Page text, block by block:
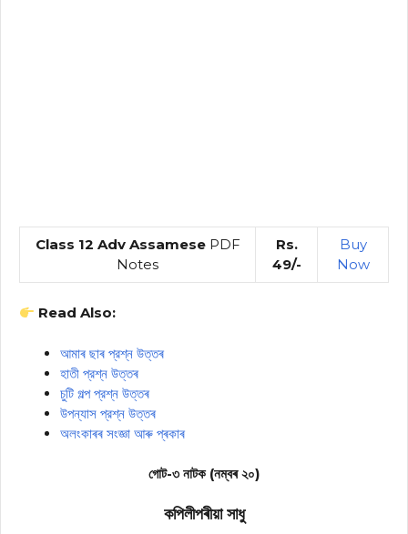
Class 12 Adv AssamesePDF
Notes
Rs.
49/-
Buy
Now
Read Also:
আমাৰ ছাৰ প্রশ্ন উত্তৰ
হাতী প্রশ্ন উত্তৰ
চুটি গল্প প্রশ্ন উত্তৰ
উপন্যাস প্রশ্ন উত্তৰ
অলংকাৰৰ সংজ্ঞা আৰু প্ৰকাৰ
গোট-৩ নাটক (নম্বৰ ২০)
কপিলীপৰীয়া সাধু